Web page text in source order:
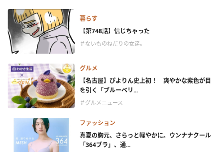
暮らす
【第748話】信じちゃった
＃ないものねだりの女達。
グルメ
【名古屋】ぴよりん史上初！ 爽やかな紫色が目
を引く「ブルーベリ...
＃グルメニュース
ファッション
真夏の胸元、さらっと軽やかに。ウンナナクール
「364ブラ」、通...